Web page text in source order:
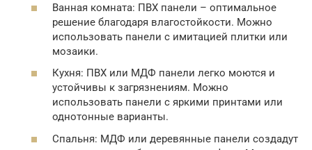
Ванная комната: ПВХ панели – оптимальное
решение благодаря влагостойкости. Можно
использовать панели с имитацией плитки или
мозаики.
Кухня: ПВХ или МДФ панели легко моются и
устойчивы к загрязнениям. Можно
использовать панели с яркими принтами или
однотонные варианты.
Спальня: МДФ или деревянные панели создадут